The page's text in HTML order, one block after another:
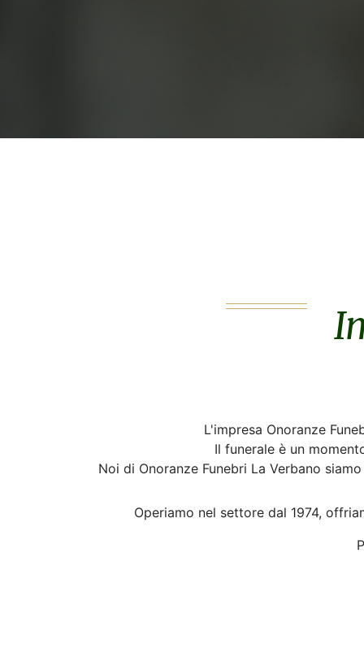
L'impresa Onoranze
Il funerale è un
Noi di Onoranze Funebri La Verbano
Operiamo nel settore dal 1974,